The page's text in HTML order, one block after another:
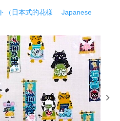
（日本式的花様 Japanese